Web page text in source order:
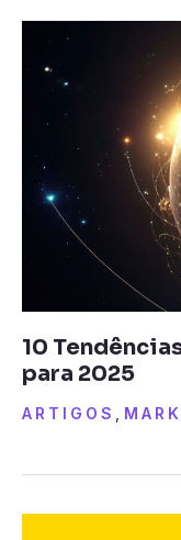
10
para 2025
ARTIGOS ,